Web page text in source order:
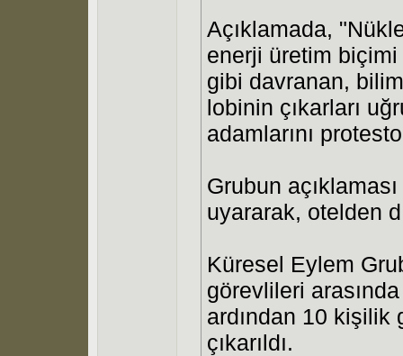
Açıklamada,
enerji üretim
gibi davranan,
lobinin çıkarları
adamlarını
Grubun
uyararak, otelden
Küresel Eylem
görevlileri
ardından 10 kişilik
çıkarıldı.